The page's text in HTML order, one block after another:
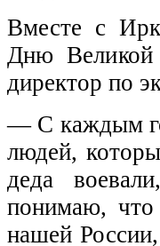
Вместе с
Дню
директор по
— С каждым
людей,
деда
понимаю,
нашей